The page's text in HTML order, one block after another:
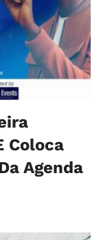
Coloca
Agenda